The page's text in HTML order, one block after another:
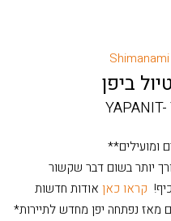
ביפן
ומועילים**
מה 1 במאי 2023, אין צורך יותר בשום דבר שקשור
קראו כאן אודות חדשות
מאז נפתחה יפן מחדש לתיירות*